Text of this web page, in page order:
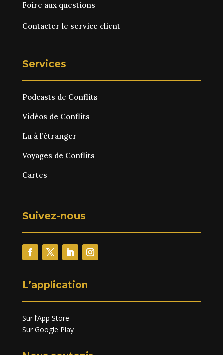
Foire aux questions
Contacter le service client
Services
Podcasts de Conflits
Vidéos de Conflits
Lu à l’étranger
Voyages de Conflits
Cartes
Suivez-nous
L’application
Sur l’App Store
Sur Google Play